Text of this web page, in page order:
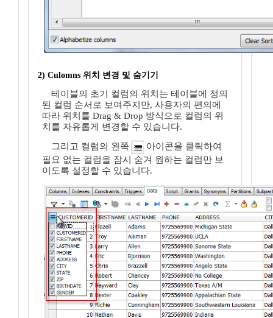
2) Culomns 위치 변경 및 숨기기
테이블의 초기 컬럼의 위치는 테이블에 정의
된 컬럼 순서로 보여주지만, 사용자의 편의에
따라 위치를 Drag & Drop 방식으로 컬럼의 위
치를 자유롭게 변경할 수 있습니다.
그리고 컬럼의 왼쪽
아이콘을 클릭하여
필요 없는 컬럼을 잠시 숨겨 원하는 컬럼만 보
이도록 설정할 수 있습니다.